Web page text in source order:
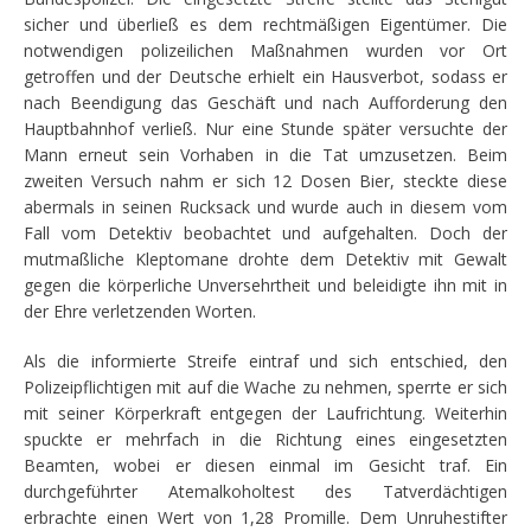
sicher und überließ es dem rechtmäßigen Eigentümer. Die
notwendigen polizeilichen Maßnahmen wurden vor Ort
getroffen und der Deutsche erhielt ein Hausverbot, sodass er
nach Beendigung das Geschäft und nach Aufforderung den
Hauptbahnhof verließ. Nur eine Stunde später versuchte der
Mann erneut sein Vorhaben in die Tat umzusetzen. Beim
zweiten Versuch nahm er sich 12 Dosen Bier, steckte diese
abermals in seinen Rucksack und wurde auch in diesem vom
Fall vom Detektiv beobachtet und aufgehalten. Doch der
mutmaßliche Kleptomane drohte dem Detektiv mit Gewalt
gegen die körperliche Unversehrtheit und beleidigte ihn mit in
der Ehre verletzenden Worten.
Als die informierte Streife eintraf und sich entschied, den
Polizeipflichtigen mit auf die Wache zu nehmen, sperrte er sich
mit seiner Körperkraft entgegen der Laufrichtung. Weiterhin
spuckte er mehrfach in die Richtung eines eingesetzten
Beamten, wobei er diesen einmal im Gesicht traf. Ein
durchgeführter Atemalkoholtest des Tatverdächtigen
erbrachte einen Wert von 1,28 Promille. Dem Unruhestifter